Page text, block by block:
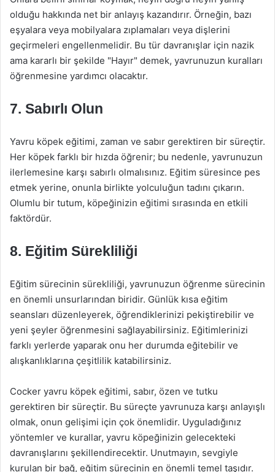
olduğu hakkında net bir anlayış kazandırır. Örneğin, bazı
eşyalara veya mobilyalara zıplamaları veya dişlerini
geçirmeleri engellenmelidir. Bu tür davranışlar için nazik
ama kararlı bir şekilde "Hayır" demek, yavrunuzun kuralları
öğrenmesine yardımcı olacaktır.
7. Sabırlı Olun
Yavru köpek eğitimi, zaman ve sabır gerektiren bir süreçtir.
Her köpek farklı bir hızda öğrenir; bu nedenle, yavrunuzun
ilerlemesine karşı sabırlı olmalısınız. Eğitim süresince pes
etmek yerine, onunla birlikte yolculuğun tadını çıkarın.
Olumlu bir tutum, köpeğinizin eğitimi sırasında en etkili
faktördür.
8. Eğitim Sürekliliği
Eğitim sürecinin sürekliliği, yavrunuzun öğrenme sürecinin
en önemli unsurlarından biridir. Günlük kısa eğitim
seansları düzenleyerek, öğrendiklerinizi pekiştirebilir ve
yeni şeyler öğrenmesini sağlayabilirsiniz. Eğitimlerinizi
farklı yerlerde yaparak onu her durumda eğitebilir ve
alışkanlıklarına çeşitlilik katabilirsiniz.
Cocker yavru köpek eğitimi, sabır, özen ve tutku
gerektiren bir süreçtir. Bu süreçte yavrunuza karşı anlayışlı
olmak, onun gelişimi için çok önemlidir. Uyguladığınız
yöntemler ve kurallar, yavru köpeğinizin gelecekteki
davranışlarını şekillendirecektir. Unutmayın, sevgiyle
kurulan bir bağ, eğitim sürecinin en önemli temel taşıdır.